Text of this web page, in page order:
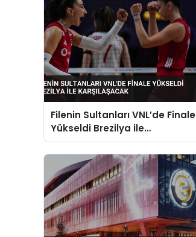
Filenin Sultanları VNL’de Finale
Yükseldi Brezilya ile
Karşılaşacak